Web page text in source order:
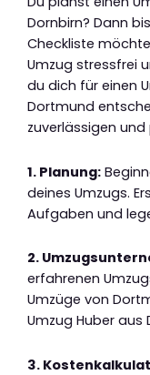
Dornbirn? Dann
Checkliste
Umzug stressfrei
du dich für einen
Dortmund
zuverlässigen
1. Planung:
deines Umzugs.
Aufgaben und
2.
erfahrenen
Umzüge von
Umzug Huber
3.